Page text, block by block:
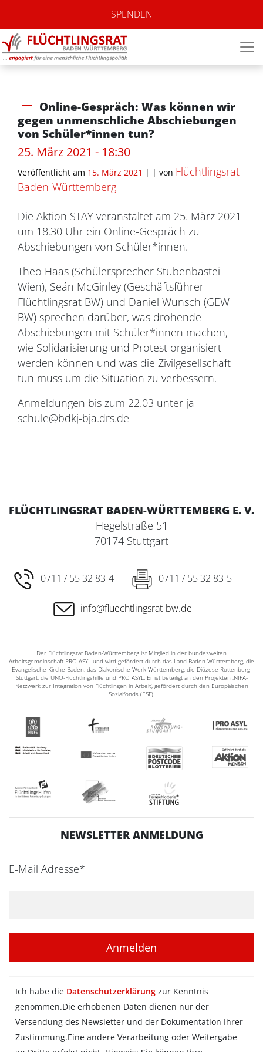
SPENDEN
Online-Gespräch: Was können wir
gegen unmenschliche Abschiebungen
von Schüler*innen tun?
25. März 2021 - 18:30
Veröffentlicht am 15. März 2021 | | von Flüchtlingsrat
Baden-Württemberg
Die Aktion STAY veranstaltet am 25. März 2021
um 18.30 Uhr ein Online-Gespräch zu
Abschiebungen von Schüler*innen.
Theo Haas (Schülersprecher Stubenbastei
Wien), Seán McGinley (Geschäftsführer
Flüchtlingsrat BW) und Daniel Wunsch (GEW
BW) sprechen darüber, was drohende
Abschiebungen mit Schüler*innen machen,
wie Solidarisierung und Protest organisiert
werden können und was die Zivilgesellschaft
tun muss um die Situation zu verbessern.
Anmeldungen bis zum 22.03 unter ja-
schule@bdkj-bja.drs.de
FLÜCHTLINGSRAT BADEN-WÜRTTEMBERG E. V.
Hegelstraße 51
70174 Stuttgart
0711 / 55 32 83-4 0711 / 55 32 83-5
info@fluechtlingsrat-bw.de
Der Flüchtlingsrat Baden-Württemberg ist Mitglied in der bundesweiten
Arbeitsgemeinschaft PRO ASYL und wird gefördert durch das Land Baden-Württemberg, die
Evangelische Kirche Baden, das Diakonische Werk Württemberg, die Diözese Rottenburg-
Stuttgart, die UNO-Flüchtlingshilfe und PRO ASYL. Er ist beteiligt an den Projekten ‚NIFA-
Netzwerk zur Integration von Flüchtlingen in Arbeit‘, gefördert durch den Europäischen
Sozialfonds (ESF).
NEWSLETTER ANMELDUNG
E-Mail Adresse*
Ich habe die Datenschutzerklärung zur Kenntnis
genommen.Die erhobenen Daten dienen nur der
Versendung des Newsletter und der Dokumentation Ihrer
Zustimmung.Eine andere Verarbeitung oder Weitergabe